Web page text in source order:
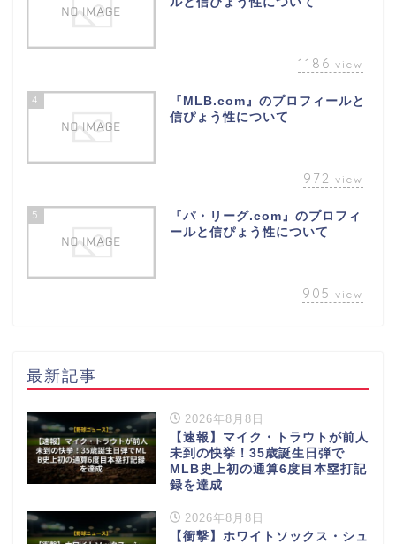
1186 view
4
『MLB.com』のプロフィールと
信ぴょう性について
972 view
5
『パ・リーグ.com』のプロフィ
ールと信ぴょう性について
905 view
最新記事
2026年8月8日
【速報】マイク・トラウトが前人
未到の快挙！35歳誕生日弾で
MLB史上初の通算6度目本塁打記
録を達成
2026年8月8日
【衝撃】ホワイトソックス・シュ